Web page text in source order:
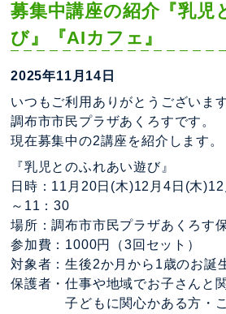
募集中講座の紹介『乳児
び』『AIカフェ』
2025年11月14日
いつもご利用ありがとうございます
調布市市民プラザあくろすです。
現在募集中の2講座を紹介します。
『乳児とのふれあい遊び』
日時：11月20日(木)12月4日(木
～11：30
場所：調布市市民プラザあくろす
参加費：1000円（3回セット）
対象者：生後2か月から1歳のお誕
保護者・仕事や地域でお子さんと
子どもに関心かある方・こ